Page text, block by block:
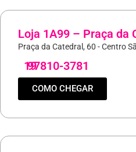
Loja 1A99 – Praça da
Praça da Catedral, 60 - Centro
19
97810-3781
COMO CHEGAR